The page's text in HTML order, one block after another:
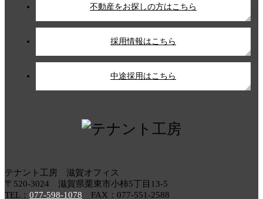
不動産をお探しの方はこちら
採用情報はこちら
中途採用はこちら
テナント工房 滋賀オフィス
〒520-3024 滋賀県栗東市小柿5丁目13-5
TEL： 077-598-1078 FAX：077-551-2588